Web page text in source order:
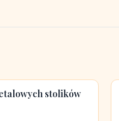
stolików